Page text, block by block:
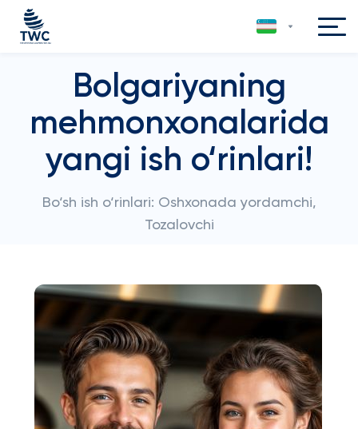
Bolgariyaning
mehmonxonalarida
yangi ish o‘rinlari!
Bo‘sh ish o‘rinlari: Oshxonada yordamchi,
Tozalovchi